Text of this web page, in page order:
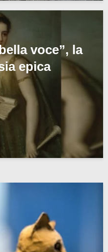
voce”, la
epica